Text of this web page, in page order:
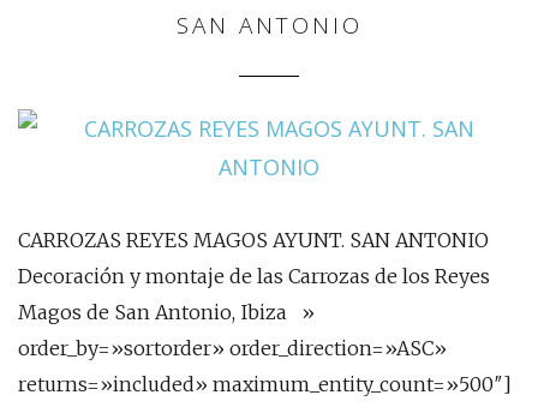
SAN ANTONIO
CARROZAS REYES MAGOS AYUNT. SAN ANTONIO
Decoración y montaje de las Carrozas de los Reyes
Magos de San Antonio, Ibiza »
order_by=»sortorder» order_direction=»ASC»
returns=»included» maximum_entity_count=»500″]